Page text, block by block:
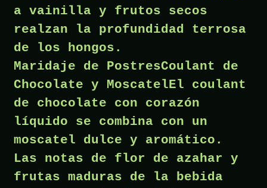
a vainilla y frutos secos
realzan la profundidad terrosa
de los hongos.
Maridaje de PostresCoulant de
Chocolate y MoscatelEl coulant
de chocolate con corazón
líquido se combina con un
moscatel dulce y aromático.
Las notas de flor de azahar y
frutas maduras de la bebida